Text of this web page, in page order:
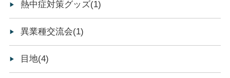
熱中症対策グッズ(1)
異業種交流会(1)
目地(4)